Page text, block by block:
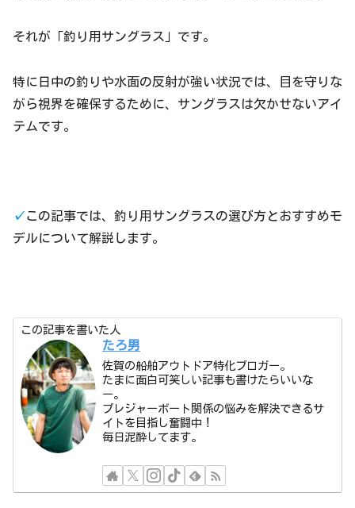
それが「釣り用サングラス」です。
特に日中の釣りや水面の反射が強い状況では、目を守りな
がら視界を確保するために、サングラスは欠かせないアイ
テムです。
✓この記事では、釣り用サングラスの選び方とおすすめモ
デルについて解説します。
この記事を書いた人
たろ男
佐賀の船舶アウトドア特化ブロガー。
たまに面白可笑しい記事も書けたらいいな
ー。
プレジャーボート関係の悩みを解決できるサ
イトを目指し奮闘中！
毎日泥酔してます。